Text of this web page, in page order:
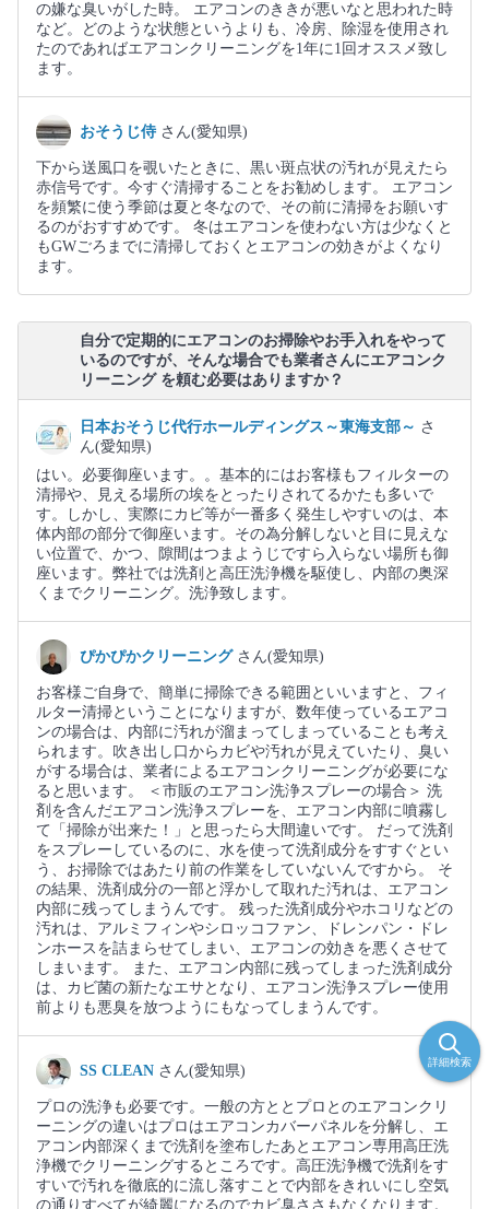
の嫌な臭いがした時。 エアコンのききが悪いなと思われた時
など。どのような状態というよりも、冷房、除湿を使用され
たのであればエアコンクリーニングを1年に1回オススメ致し
ます。
おそうじ侍 さん(愛知県)
下から送風口を覗いたときに、黒い斑点状の汚れが見えたら
赤信号です。今すぐ清掃することをお勧めします。 エアコン
を頻繁に使う季節は夏と冬なので、その前に清掃をお願いす
るのがおすすめです。 冬はエアコンを使わない方は少なくと
もGWごろまでに清掃しておくとエアコンの効きがよくなり
ます。
自分で定期的にエアコンのお掃除やお手入れをやって
いるのですが、そんな場合でも業者さんにエアコンク
リーニング を頼む必要はありますか？
日本おそうじ代行ホールディングス～東海支部～ さ
ん(愛知県)
はい。必要御座います。。基本的にはお客様もフィルターの
清掃や、見える場所の埃をとったりされてるかたも多いで
す。しかし、実際にカビ等が一番多く発生しやすいのは、本
体内部の部分で御座います。その為分解しないと目に見えな
い位置で、かつ、隙間はつまようじですら入らない場所も御
座います。弊社では洗剤と高圧洗浄機を駆使し、内部の奥深
くまでクリーニング。洗浄致します。
ぴかぴかクリーニング さん(愛知県)
お客様ご自身で、簡単に掃除できる範囲といいますと、フィ
ルター清掃ということになりますが、数年使っているエアコ
ンの場合は、内部に汚れが溜まってしまっていることも考え
られます。吹き出し口からカビや汚れが見えていたり、臭い
がする場合は、業者によるエアコンクリーニングが必要にな
ると思います。 ＜市販のエアコン洗浄スプレーの場合＞ 洗
剤を含んだエアコン洗浄スプレーを、エアコン内部に噴霧し
て「掃除が出来た！」と思ったら大間違いです。 だって洗剤
をスプレーしているのに、水を使って洗剤成分をすすぐとい
う、お掃除ではあたり前の作業をしていないんですから。 そ
の結果、洗剤成分の一部と浮かして取れた汚れは、エアコン
内部に残ってしまうんです。 残った洗剤成分やホコリなどの
汚れは、アルミフィンやシロッコファン、ドレンパン・ドレ
ンホースを詰まらせてしまい、エアコンの効きを悪くさせて
しまいます。 また、エアコン内部に残ってしまった洗剤成分
は、カビ菌の新たなエサとなり、エアコン洗浄スプレー使用
前よりも悪臭を放つようにもなってしまうんです。
SS CLEAN さん(愛知県)
プロの洗浄も必要です。一般の方ととプロとのエアコンクリ
ーニングの違いはプロはエアコンカバーパネルを分解し、エ
アコン内部深くまで洗剤を塗布したあとエアコン専用高圧洗
浄機でクリーニングするところです。高圧洗浄機で洗剤をす
すいで汚れを徹底的に流し落すことで内部をきれいにし空気
の通りすべてが綺麗になるのでカビ臭ささもなくなります。
詳細検索